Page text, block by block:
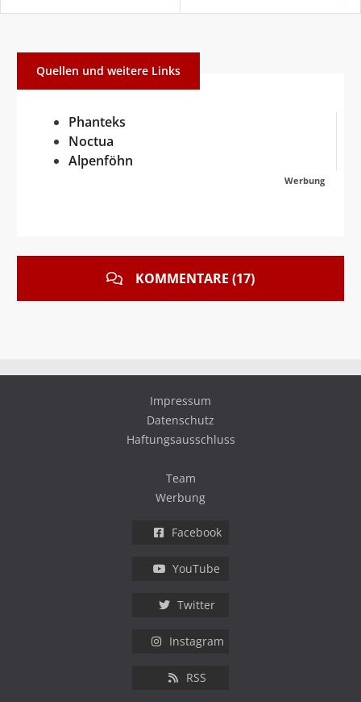
Quellen und weitere Links
Phanteks
Noctua
Alpenföhn
Werbung
KOMMENTARE (17)
Impressum
Datenschutz
Haftungsausschluss
Team
Werbung
Facebook
YouTube
Twitter
Instagram
RSS